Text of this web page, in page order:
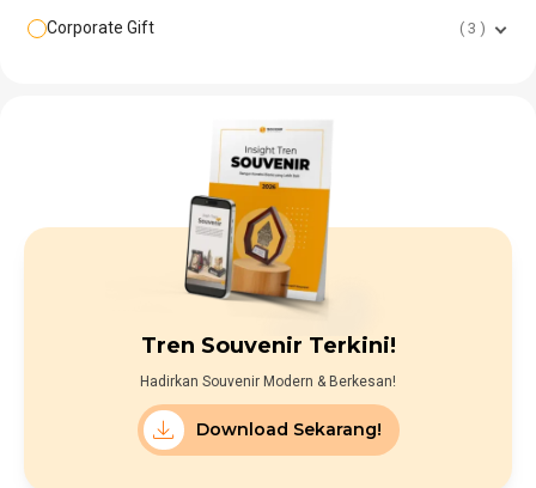
Corporate Gift 3
Tren Souvenir Terkini!
Hadirkan Souvenir Modern & Berkesan!
Download Sekarang!